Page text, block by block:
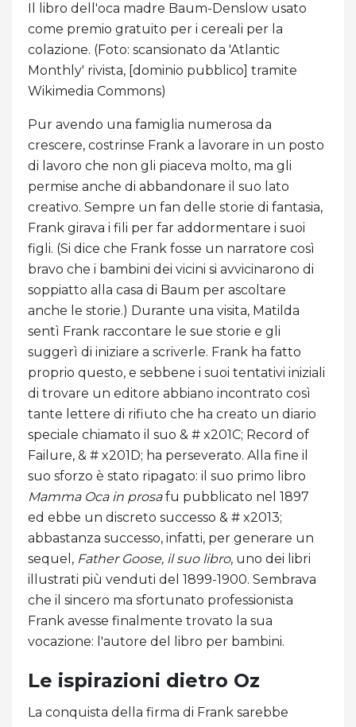
Il libro dell'oca madre Baum-Denslow usato
come premio gratuito per i cereali per la
colazione. (Foto: scansionato da 'Atlantic
Monthly' rivista, [dominio pubblico] tramite
Wikimedia Commons)
Pur avendo una famiglia numerosa da
crescere, costrinse Frank a lavorare in un posto
di lavoro che non gli piaceva molto, ma gli
permise anche di abbandonare il suo lato
creativo. Sempre un fan delle storie di fantasia,
Frank girava i fili per far addormentare i suoi
figli. (Si dice che Frank fosse un narratore così
bravo che i bambini dei vicini si avvicinarono di
soppiatto alla casa di Baum per ascoltare
anche le storie.) Durante una visita, Matilda
sentì Frank raccontare le sue storie e gli
suggerì di iniziare a scriverle. Frank ha fatto
proprio questo, e sebbene i suoi tentativi iniziali
di trovare un editore abbiano incontrato così
tante lettere di rifiuto che ha creato un diario
speciale chiamato il suo & # x201C; Record of
Failure, & # x201D; ha perseverato. Alla fine il
suo sforzo è stato ripagato: il suo primo libro
Mamma Oca in prosafu pubblicato nel 1897
ed ebbe un discreto successo & # x2013;
abbastanza successo, infatti, per generare un
sequel, Father Goose, il suo libro, uno dei libri
illustrati più venduti del 1899-1900. Sembrava
che il sincero ma sfortunato professionista
Frank avesse finalmente trovato la sua
vocazione: l'autore del libro per bambini.
Le ispirazioni dietro Oz
La conquista della firma di Frank sarebbe